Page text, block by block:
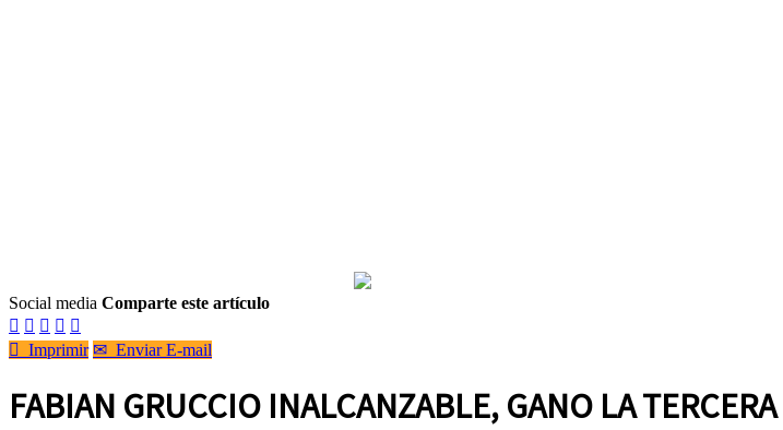
Social media Comparte este artículo
    
 Imprimir ✉ Enviar E-mail
FABIAN GRUCCIO INALCANZABLE, GANO LA